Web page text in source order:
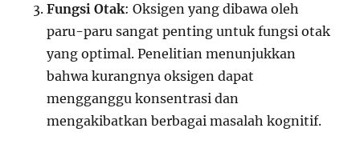
Fungsi Otak: Oksigen yang dibawa oleh
paru-paru sangat penting untuk fungsi otak
yang optimal. Penelitian menunjukkan
bahwa kurangnya oksigen dapat
mengganggu konsentrasi dan
mengakibatkan berbagai masalah kognitif.